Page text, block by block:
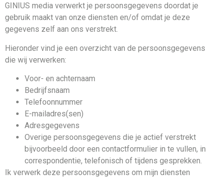
GINIUS media verwerkt je persoonsgegevens doordat je
gebruik maakt van onze diensten en/of omdat je deze
gegevens zelf aan ons verstrekt.
Hieronder vind je een overzicht van de persoonsgegevens
die wij verwerken:
Voor- en achternaam
Bedrijfsnaam
Telefoonnummer
E-mailadres(sen)
Adresgegevens
Overige persoonsgegevens die je actief verstrekt
bijvoorbeeld door een contactformulier in te vullen, in
correspondentie, telefonisch of tijdens gesprekken.
Ik verwerk deze persoonsgegevens om mijn diensten